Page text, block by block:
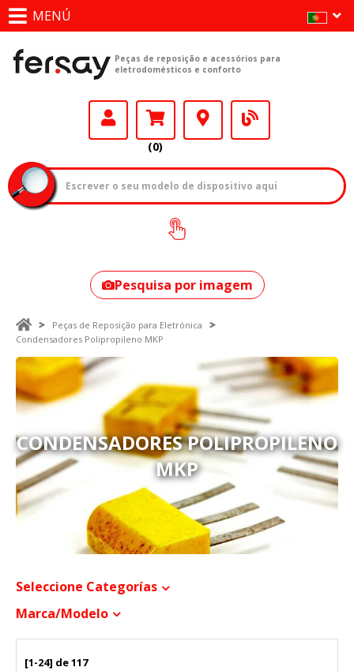
MENÚ
Peças de reposição e acessórios para
eletrodomésticos e conforto
(0)
Como encontrar
o seu modelo?
Pesquisa por imagem
Peças de Reposição para Eletrónica
Condensadores Polipropileno MKP
CONDENSADORES POLIPROPILENO
MKP
Seleccione Categorías
Marca/modelo
[1-24] de 117